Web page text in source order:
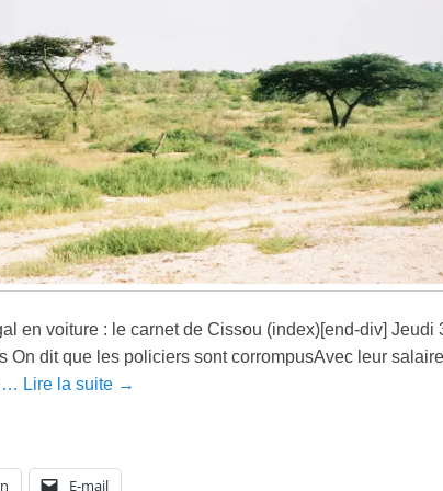
en voiture : le carnet de Cissou (index)[end-div] Jeudi
On dit que les policiers sont corrompusAvec leur salaire
… Lire la suite →
E-mail